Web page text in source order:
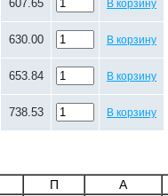
607.65 В корзину
630.00 В корзину
653.84 В корзину
738.53 В корзину
П
А